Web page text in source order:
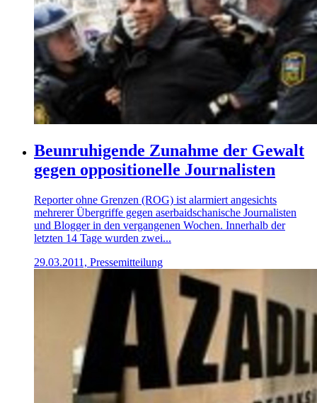
Beunruhigende Zunahme der Gewalt
gegen oppositionelle Journalisten
Reporter ohne Grenzen (ROG) ist alarmiert angesichts
mehrerer Übergriffe gegen aserbaidschanische Journalisten
und Blogger in den vergangenen Wochen. Innerhalb der
letzten 14 Tage wurden zwei...
29.03.2011, Pressemitteilung